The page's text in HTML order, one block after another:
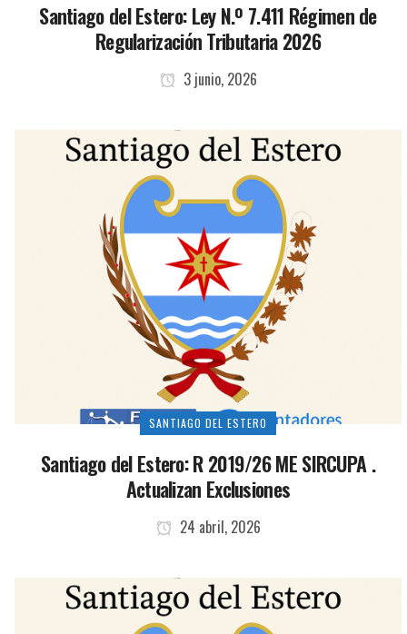
Santiago del Estero: Ley N.º 7.411 Régimen de
Regularización Tributaria 2026
3 junio, 2026
SANTIAGO DEL ESTERO
Santiago del Estero: R 2019/26 ME SIRCUPA .
Actualizan Exclusiones
24 abril, 2026